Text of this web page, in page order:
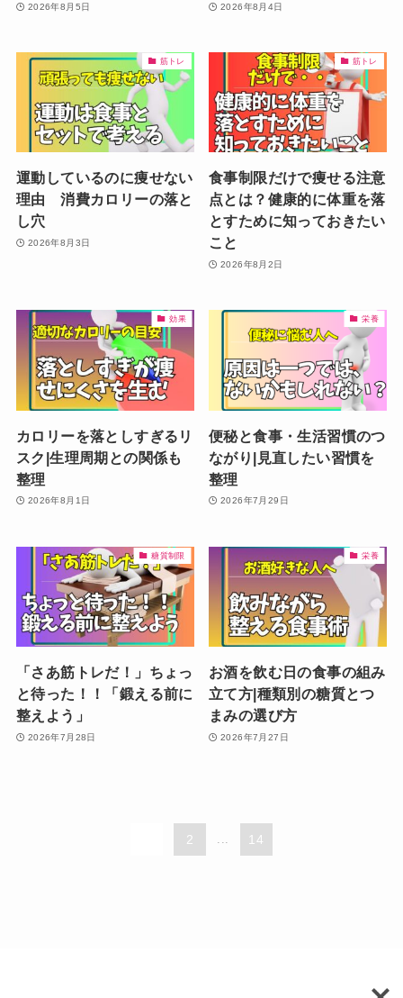
2026年8月5日 2026年8月4日
筋トレ
運動しているのに痩せない
理由 消費カロリーの落と
し穴
2026年8月3日
筋トレ
食事制限だけで痩せる注意
点とは？健康的に体重を落
とすために知っておきたい
こと
2026年8月2日
効果
カロリーを落としすぎるリ
スク|生理周期との関係も
整理
2026年8月1日
栄養
便秘と食事・生活習慣のつ
ながり|見直したい習慣を
整理
2026年7月29日
糖質制限
「さあ筋トレだ！」ちょっ
と待った！！「鍛える前に
整えよう」
2026年7月28日
栄養
お酒を飲む日の食事の組み
立て方|種類別の糖質とつ
まみの選び方
2026年7月27日
2 14